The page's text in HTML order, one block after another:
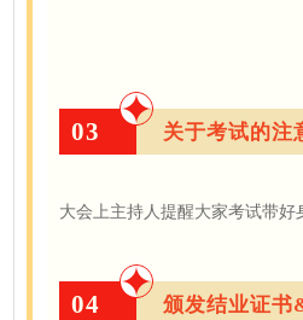
03 关于考试的注
大会上主持人提醒大家考试带
04 颁发结业证书